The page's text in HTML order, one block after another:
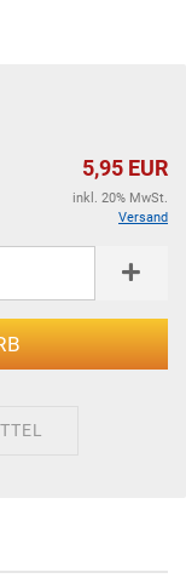
5,95 EUR
inkl. 20% MwSt.
Versand